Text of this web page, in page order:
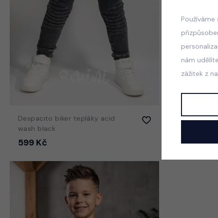
Despacito biker tepláky acid
wash black
599 Kč
Despacito
599 Kč
nám
zážitek z